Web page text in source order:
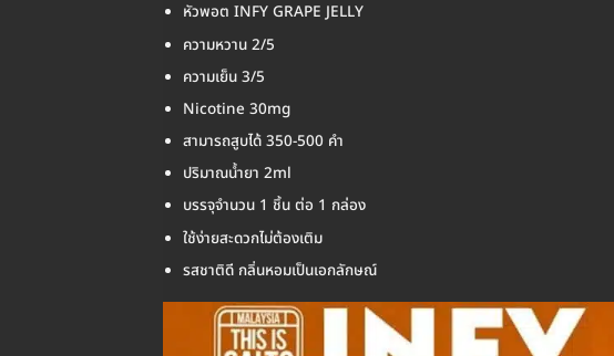
หัวพอต INFY GRAPE JELLY
ความหวาน 2/5
ความเย็น 3/5
Nicotine 30mg
สามารถสูบได้ 350-500 คำ
ปริมาณน้ำยา 2ml
บรรจุจำนวน 1 ชิ้น ต่อ 1 กล่อง
ใช้ง่ายสะดวกไม่ต้องเติม
รสชาติดี กลิ่นหอมเป็นเอกลักษณ์